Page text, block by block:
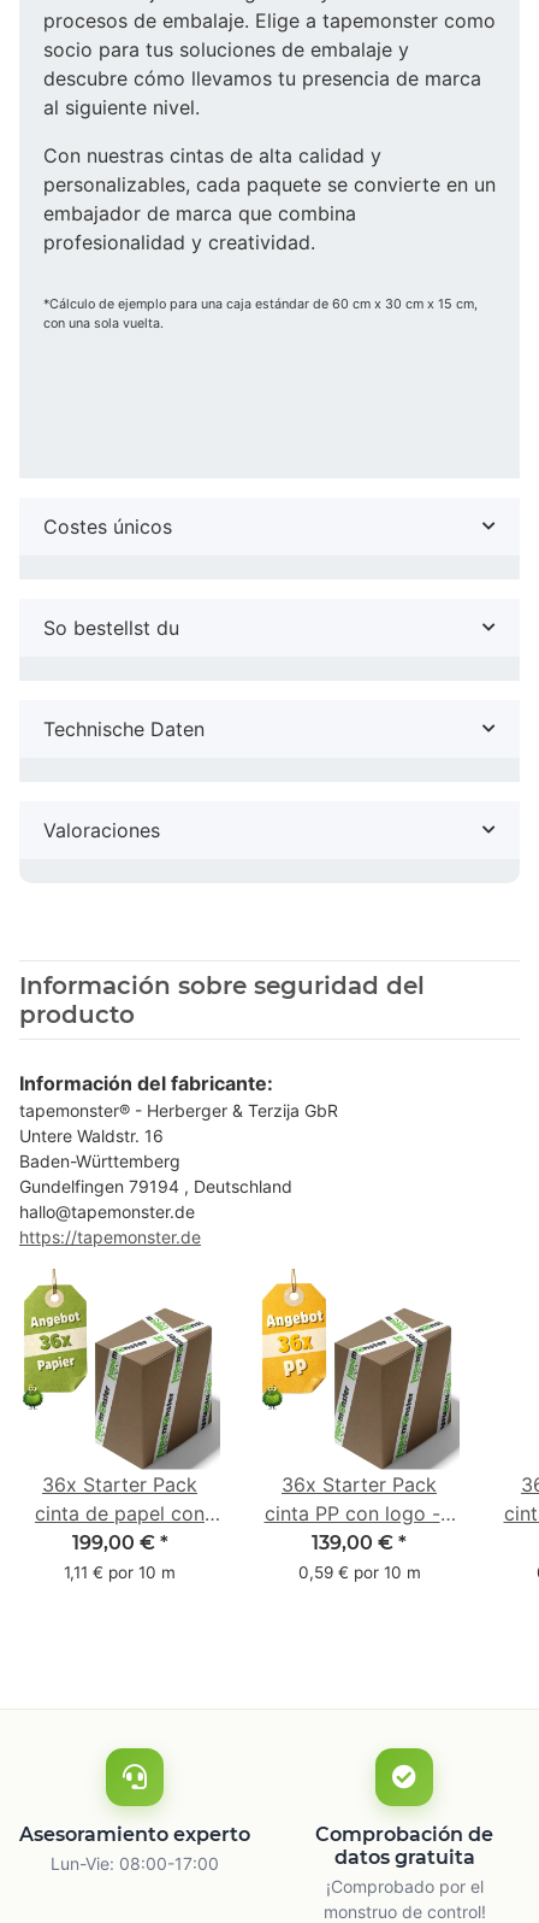
procesos de embalaje. Elige a tapemonster como
socio para tus soluciones de embalaje y
descubre cómo llevamos tu presencia de marca
al siguiente nivel.
Con nuestras cintas de alta calidad y
personalizables, cada paquete se convierte en un
embajador de marca que combina
profesionalidad y creatividad.
*Cálculo de ejemplo para una caja estándar de 60 cm x 30 cm x 15 cm,
con una sola vuelta.
Costes únicos
So bestellst du
Technische Daten
Valoraciones
Información sobre seguridad del
producto
Información del fabricante:
tapemonster® - Herberger & Terzija GbR
Untere Waldstr. 16
Baden-Württemberg
Gundelfingen 79194 , Deutschland
hallo@tapemonster.de
https://tapemonster.de
36x Starter Pack
cinta de papel con
logo - 1 color - 50
mm x 50 m - caucho
199,00 € *
1,11 € por 10 m
36x Starter Pack
cinta PP con logo - 1
color - 48 mm x 66 m
139,00 € *
0,59 € por 10 m
m
Asesoramiento experto
Lun-Vie: 08:00-17:00
Comprobación de
datos gratuita
¡Comprobado por el
monstruo de control!